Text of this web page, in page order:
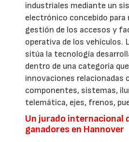
industriales mediante un
electrónico concebido para
gestión de los accesos y
operativa de los vehículos.
sitúa la tecnología
dentro de una categoría
innovaciones relacionadas
componentes, sistemas,
telemática, ejes, frenos,
Un jurado internacional
ganadores en Hannover